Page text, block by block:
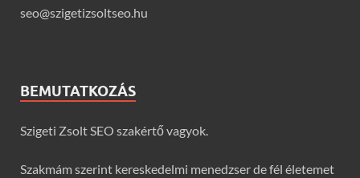
seo@szigetizsoltseo.hu
BEMUTATKOZÁS
Szigeti Zsolt SEO szakértő vagyok.
Szakmám szerint kereskedelmi menedzser de fél életemet